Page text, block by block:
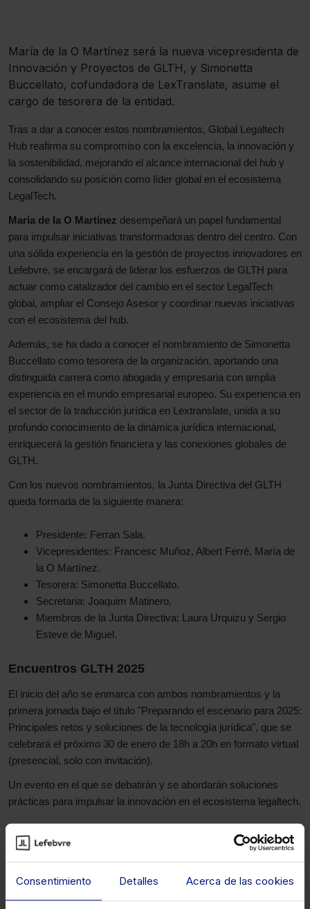
Consentimiento Detalles Acerca de las cookies
María de la O Martínez será la nueva vicepresidenta de
Innovación y Proyectos de GLTH, y Simonetta
Buccellato, cofundadora de LexTranslate, asume el
cargo de tesorera de la entidad.
Tras a dar a conocer estos nombramientos, Global Legaltech
Hub reafirma su compromiso con la excelencia, la innovación y
la sostenibilidad, mejorando el alcance internacional del hub y
consolidando su posición como líder global en el ecosistema
LegalTech.
María de la O Martínez desempeñará un papel fundamental
para impulsar iniciativas transformadoras dentro del centro. Con
una sólida experiencia en la gestión de proyectos innovadores en
Lefebvre, se encargará de liderar los esfuerzos de GLTH para
actuar como catalizador del cambio en el sector LegalTech
global, ampliar el Consejo Asesor y coordinar nuevas iniciativas
con el ecosistema del hub.
Además, se ha dado a conocer el nombramiento de Simonetta
Buccellato como tesorera de la organización, aportando una
distinguida carrera como abogada y empresaria con amplia
experiencia en el mundo empresarial europeo. Su experiencia en
el sector de la traducción jurídica en Lextranslate, unida a su
profundo conocimiento de la dinámica jurídica internacional,
enriquecerá la gestión financiera y las conexiones globales de
GLTH.
Con los nuevos nombramientos, la Junta Directiva del GLTH
queda formada de la siguiente manera:
Presidente: Ferran Sala.
Vicepresidentes: Francesc Muñoz, Albert Ferré, María de
la O Martínez.
Tesorera: Simonetta Buccellato.
Secretaria: Joaquim Matinero.
Miembros de la Junta Directiva: Laura Urquizu y Sergio
Esteve de Miguel.
Encuentros GLTH 2025
El inicio del año se enmarca con ambos nombramientos y la
primera jornada bajo el título "Preparando el escenario para 2025:
Principales retos y soluciones de la tecnología jurídica", que se
celebrará el próximo 30 de enero de 18h a 20h en formato virtual
(presencial, solo con invitación).
Un evento en el que se debatirán y se abordarán soluciones
prácticas para impulsar la innovación en el ecosistema legaltech.
Información e inscripciones